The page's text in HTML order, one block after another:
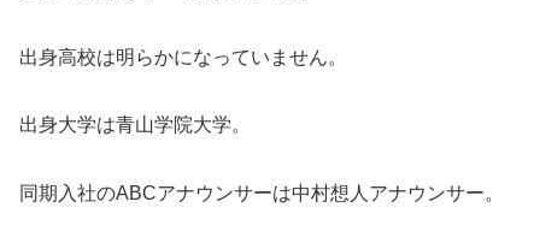
出身高校は明らかになっていません。
出身大学は青山学院大学。
同期入社のABCアナウンサーは中村想人アナウンサー。